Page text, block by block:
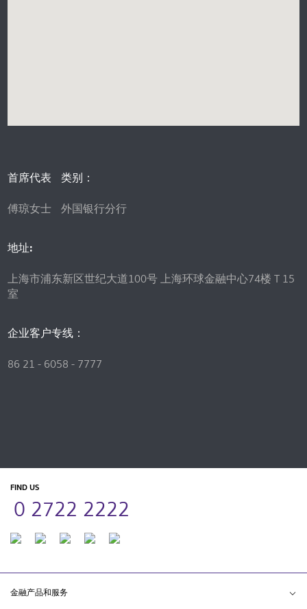
首席代表
傅琼女士
类别：
外国银行分行
地址:
上海市浦东新区世纪大道100号 上海环球金融中心74楼 T 15
室
企业客户专线：
86 21 - 6058 - 7777
FIND US
0 2722 2222
金融产品和服务